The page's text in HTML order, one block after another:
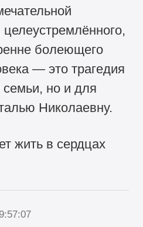
болеющего
— это трагедия
семьи, но и для
Николаевну.
жить в сердцах